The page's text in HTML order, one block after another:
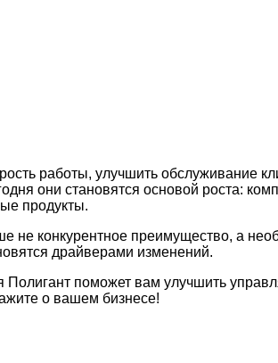
работы, улучшить обслуживание
они становятся основой роста:
продукты.
не конкурентное преимущество, а
драйверами изменений.
поможет вам улучшить
о вашем бизнесе!